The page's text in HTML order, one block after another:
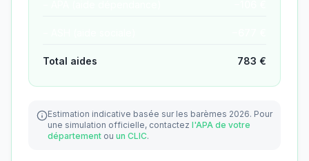
Total aides 783 €
Estimation indicative basée sur les barèmes 2026. Pour
une simulation officielle, contactez l'APA de votre
département ou un CLIC.